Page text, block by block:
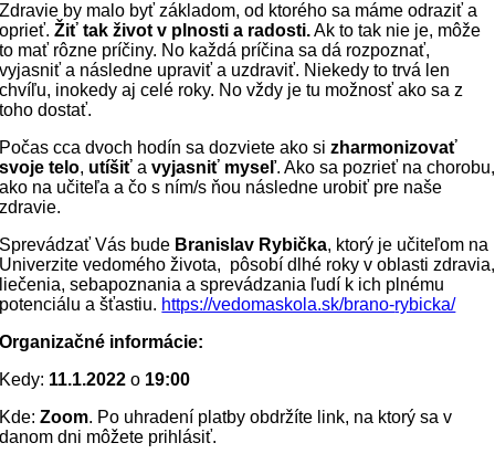
Zdravie by malo byť základom, od ktorého sa máme odraziť a
oprieť.Žiť tak život v plnosti a radosti.Ak to tak nie je, môže
to mať rôzne príčiny. No každá príčina sa dá rozpoznať,
vyjasniť a následne upraviť a uzdraviť. Niekedy to trvá len
chvíľu, inokedy aj celé roky. No vždy je tu možnosť ako sa z
toho dostať.
Počas cca dvoch hodín sa dozviete ako sizharmonizovať
svoje telo, utíšiť avyjasniť myseľ. Ako sa pozrieť na chorobu,
ako na učiteľa a čo s ním/s ňou následne urobiť pre naše
zdravie.
Sprevádzať Vás bude Branislav Rybička, ktorý je učiteľom na
Univerzite vedomého života, pôsobí dlhé roky v oblasti zdravia,
liečenia, sebapoznania a sprevádzania ľudí k ich plnému
potenciálu a šťastiu. https://vedomaskola.sk/brano-rybicka/
Organizačné informácie:
Kedy: 11.1.2022 o 19:00
Kde:Zoom. Po uhradení platby obdržíte link, na ktorý sa v
danom dni môžete prihlásiť.